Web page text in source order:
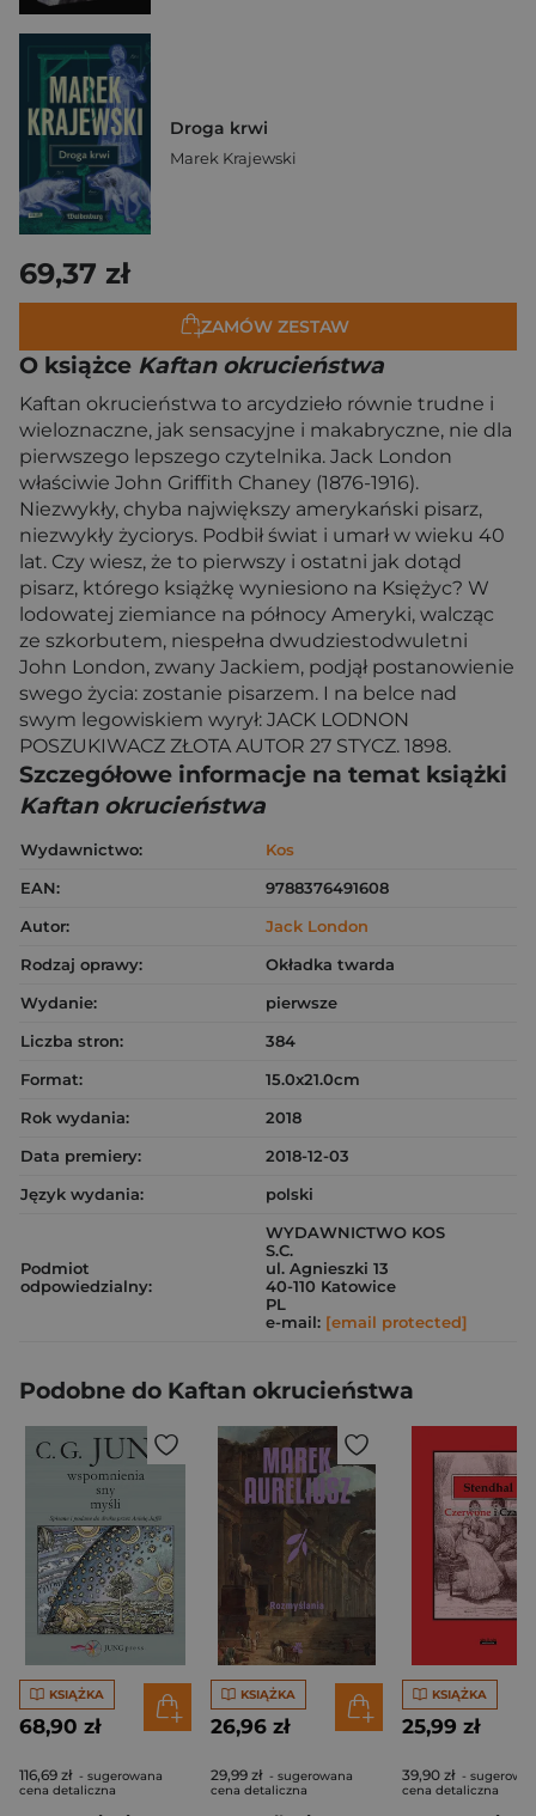
Droga krwi
Marek Krajewski
69,37 zł
ZAMÓW ZESTAW
O książce Kaftan okrucieństwa
Kaftan okrucieństwa to arcydzieło równie trudne i
wieloznaczne, jak sensacyjne i makabryczne, nie dla
pierwszego lepszego czytelnika. Jack London
właściwie John Griffith Chaney (1876-1916).
Niezwykły, chyba największy amerykański pisarz,
niezwykły życiorys. Podbił świat i umarł w wieku 40
lat. Czy wiesz, że to pierwszy i ostatni jak dotąd
pisarz, którego książkę wyniesiono na Księżyc? W
lodowatej ziemiance na północy Ameryki, walcząc
ze szkorbutem, niespełna dwudziestodwuletni
John London, zwany Jackiem, podjął postanowienie
swego życia: zostanie pisarzem. I na belce nad
swym legowiskiem wyrył: JACK LODNON
POSZUKIWACZ ZŁOTA AUTOR 27 STYCZ. 1898.
Szczegółowe informacje na temat książki
Kaftan okrucieństwa
Wydawnictwo:
Kos
EAN:
9788376491608
Autor:
Jack London
Rodzaj oprawy:
Okładka twarda
Wydanie:
pierwsze
Liczba stron:
384
Format:
15.0x21.0cm
Rok wydania:
2018
Data premiery:
2018-12-03
Język wydania:
polski
Podmiot
odpowiedzialny:
WYDAWNICTWO KOS
S.C.
ul. Agnieszki 13
40-110 Katowice
PL
e-mail: [email protected]
Podobne do Kaftan okrucieństwa
KSIĄŻKA
68,90 zł
116,69 zł - sugerowana
cena detaliczna
KSIĄŻKA
26,96 zł
29,99 zł - sugerowana
cena detaliczna
KSIĄŻKA
25,99 zł
39,90 zł -
cena detaliczna